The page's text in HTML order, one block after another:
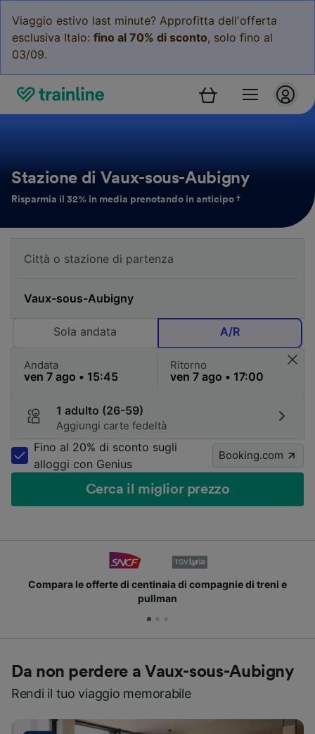
Viaggio estivo last minute? Approfitta dell'offerta
esclusiva Italo: fino al 70% di sconto, solo fino al
03/09.
Stazione di Vaux-sous-Aubigny
Risparmia il 32% in media prenotando in anticipo †
Sola andata A/R
Andata Ritorno
1 adulto (26-59)
Aggiungi carte fedeltà
Fino al 20% di sconto sugli
alloggi con Genius
Booking.com
Cerca il miglior prezzo
Compara le offerte di centinaia di compagnie di treni e
pullman
Da non perdere a Vaux-sous-Aubigny
Rendi il tuo viaggio memorabile